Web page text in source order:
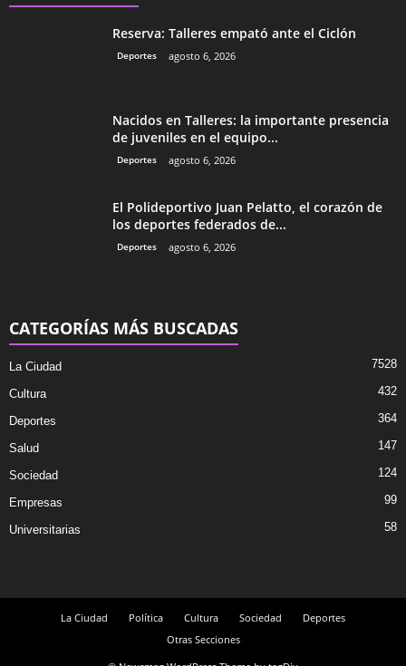
Reserva: Talleres empató ante el Ciclón
Deportes agosto 6, 2026
Nacidos en Talleres: la importante presencia
de juveniles en el equipo...
Deportes agosto 6, 2026
El Polideportivo Juan Pelatto, el corazón de
los deportes federados de...
Deportes agosto 6, 2026
CATEGORÍAS MÁS BUSCADAS
La Ciudad 7528
Cultura 432
Deportes 364
Salud 147
Sociedad 124
Empresas 99
Universitarias 58
La Ciudad Política Cultura Sociedad
Deportes
Otras Secciones